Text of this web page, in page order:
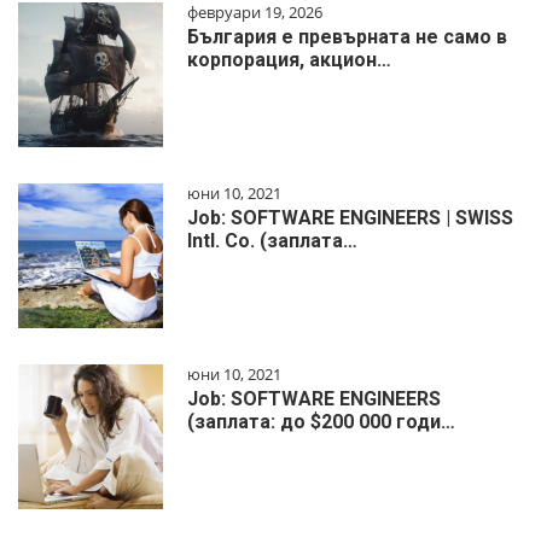
февруари 19, 2026
България е превърната не само в
корпорация, акцион…
юни 10, 2021
Job: SOFTWARE ENGINEERS | SWISS
Intl. Co. (заплата…
юни 10, 2021
Job: SOFTWARE ENGINEERS
(заплата: до $200 000 годи…